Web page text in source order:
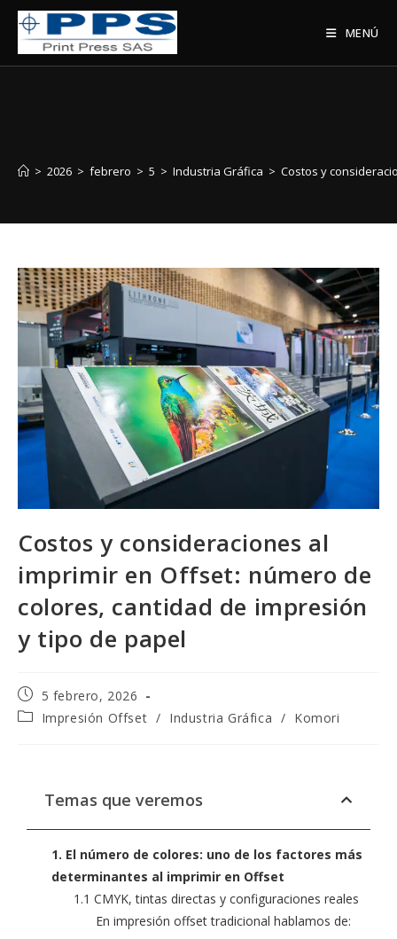
MENÚ
> 2026 > febrero > 5 > Industria Gráfica > Costos y
Costos y consideraciones al
imprimir en Offset: número de
colores, cantidad de impresión
y tipo de papel
5 febrero, 2026
Impresión Offset / Industria Gráfica / Komori
Temas que veremos
1. El número de colores: uno de los factores más
determinantes al imprimir en Offset
1.1 CMYK, tintas directas y configuraciones reales
En impresión offset tradicional hablamos de: